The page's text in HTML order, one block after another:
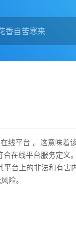
线平台”。这意味着
在线平台服务定义
台上的非法和有害
险。